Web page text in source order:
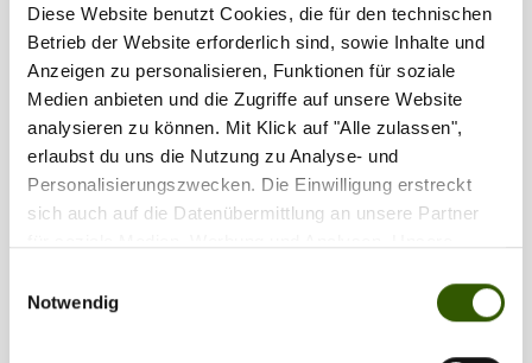
Diese Website benutzt Cookies, die für den technischen
Betrieb der Website erforderlich sind, sowie Inhalte und
Anzeigen zu personalisieren, Funktionen für soziale
Medien anbieten und die Zugriffe auf unsere Website
analysieren zu können. Mit Klick auf "Alle zulassen",
erlaubst du uns die Nutzung zu Analyse- und
Personalisierungszwecken. Die Einwilligung erstreckt
sich auch auf die Datenübermittlung an unsere Partner
weiteren Daten zusammen, die Sie ihnen bereitgestellt
haben oder die sie im Rahmen Ihrer Nutzung der Dienste
Notwendig
Das vielleicht robusteste Schlauchboot auf
dem Markt: iBoat Super Strong 320 GEN5
im Unboxing
Carpzilla TV 09.07.2025
Strong iBoat 320 GEN5 von Imperial Fishing vor – ein
echtes Arbeitstier für anspruchsvolle Angler und